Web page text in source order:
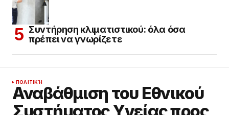
Συντήρηση κλιματιστικού: όλα όσα
πρέπει να γνωρίζετε
ΠΟΛΙΤΙΚΉ
Αναβάθμιση του Εθνικού